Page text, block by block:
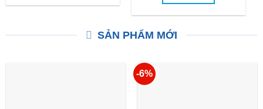
SẢN PHẨM MỚI
-6%